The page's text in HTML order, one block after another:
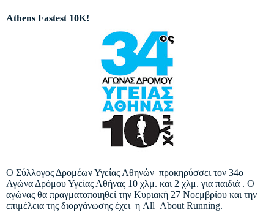
Athens Fastest 10K!
Ο Σύλλογος Δρομέων Υγείας Αθηνών προκηρύσσει τον 34ο
Αγώνα Δρόμου Υγείας Αθήνας 10 χλμ. και 2 χλμ. για παιδιά . Ο
αγώνας θα πραγματοποιηθεί την Κυριακή 27 Νοεμβρίου και την
επιμέλεια της διοργάνωσης έχει η All About Running.